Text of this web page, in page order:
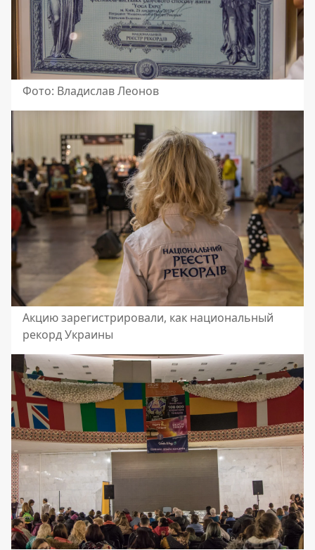
Фото: Владислав Леонов
Акцию зарегистрировали, как национальный
рекорд Украины